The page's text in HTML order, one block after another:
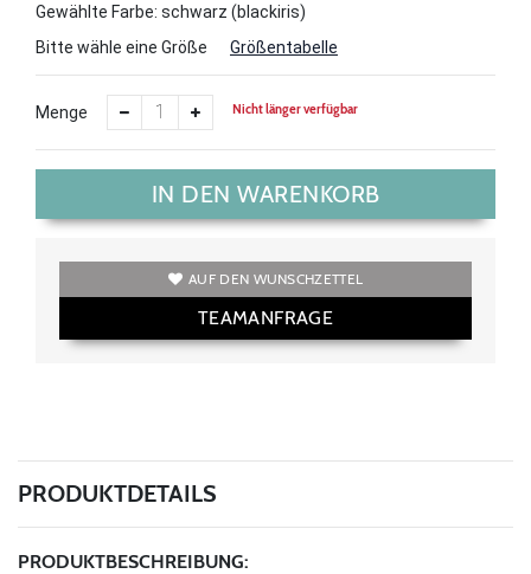
Gewählte Farbe: schwarz (blackiris)
Bitte wähle eine Größe
Größentabelle
Menge Nicht länger verfügbar
IN DEN WARENKORB
AUF DEN WUNSCHZETTEL
TEAMANFRAGE
PRODUKTDETAILS
PRODUKTBESCHREIBUNG: